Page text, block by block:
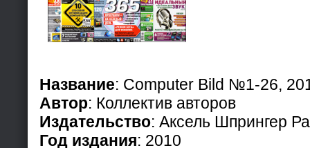
Название: Computer Bild №1-26,
Автор: Коллектив авторов
Издательство: Аксель Шпрингер
Год издания: 2010